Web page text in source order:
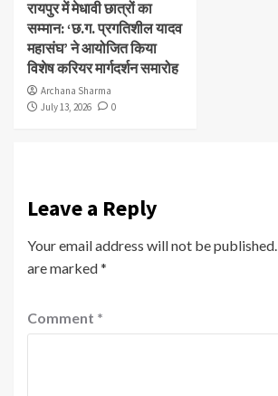
रायपुर में मेधावी छात्रों का
सम्मान: ‘छ.ग. प्रगतिशील यादव
महासंघ’ ने आयोजित किया
विशेष करियर मार्गदर्शन समारोह
Archana Sharma
July 13, 2026
0
Leave a Reply
Your email address will not be published.
are marked*
Comment *